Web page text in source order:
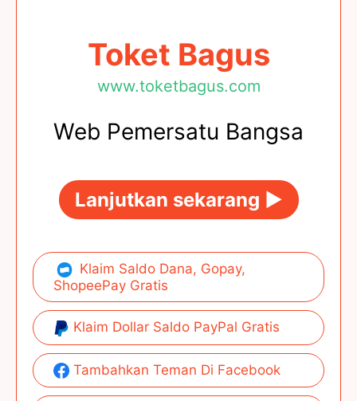
Toket Bagus
www.toketbagus.com
Web Pemersatu Bangsa
Lanjutkan sekarang ►
Klaim Saldo Dana, Gopay,
ShopeePay Gratis
Klaim Dollar Saldo PayPal Gratis
Tambahkan Teman Di Facebook